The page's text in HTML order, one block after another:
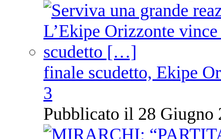
finale scudetto, Ekipe
3
Pubblicato il 28 Giugno